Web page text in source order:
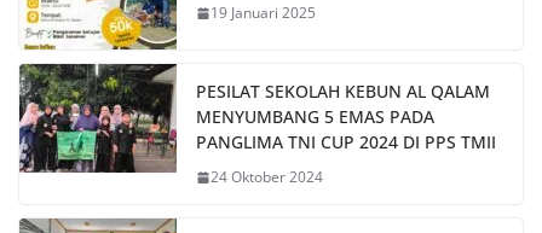
19 Januari 2025
PESILAT SEKOLAH KEBUN AL QALAM
MENYUMBANG 5 EMAS PADA
PANGLIMA TNI CUP 2024 DI PPS TMII
24 Oktober 2024